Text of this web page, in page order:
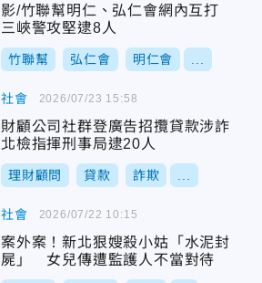
影/竹聯幫明仁、弘仁會網內互打
三峽警攻堅逮8人
竹聯幫 弘仁會 明仁會
社會
財顧公司社群登廣告招攬貸款涉詐
北檢指揮刑事局逮20人
理財顧問 貸款 詐欺
2026/07/23 15:58
社會
案外案！新北狠嫂殺小姑「水泥封
屍」 女兒傳遭監護人不當對待
2026/07/22 10:15